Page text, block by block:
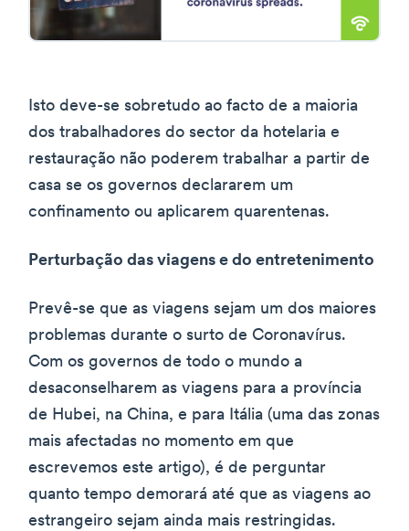
Isto deve-se sobretudo ao facto de a maioria
dos trabalhadores do sector da hotelaria e
restauração não poderem trabalhar a partir de
casa se os governos declararem um
confinamento ou aplicarem quarentenas.
Perturbação das viagens e do entretenimento
Prevê-se que as viagens sejam um dos maiores
problemas durante o surto de Coronavírus.
Com os governos de todo o mundo a
desaconselharem as viagens para a província
de Hubei, na China, e para Itália (uma das zonas
mais afectadas no momento em que
escrevemos este artigo), é de perguntar
quanto tempo demorará até que as viagens ao
estrangeiro sejam ainda mais restringidas.